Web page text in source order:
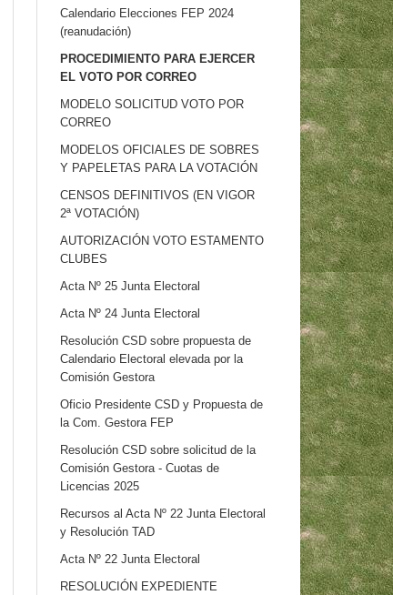
Calendario Elecciones FEP 2024
(reanudación)
PROCEDIMIENTO PARA EJERCER
EL VOTO POR CORREO
MODELO SOLICITUD VOTO POR
CORREO
MODELOS OFICIALES DE SOBRES
Y PAPELETAS PARA LA VOTACIÓN
CENSOS DEFINITIVOS (EN VIGOR
2ª VOTACIÓN)
AUTORIZACIÓN VOTO ESTAMENTO
CLUBES
Acta Nº 25 Junta Electoral
Acta Nº 24 Junta Electoral
Resolución CSD sobre propuesta de
Calendario Electoral elevada por la
Comisión Gestora
Oficio Presidente CSD y Propuesta de
la Com. Gestora FEP
Resolución CSD sobre solicitud de la
Comisión Gestora - Cuotas de
Licencias 2025
Recursos al Acta Nº 22 Junta Electoral
y Resolución TAD
Acta Nº 22 Junta Electoral
RESOLUCIÓN EXPEDIENTE